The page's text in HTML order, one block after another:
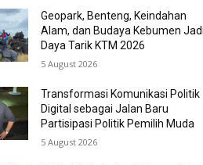
Geopark, Benteng, Keindahan
Alam, dan Budaya Kebumen Jadi
Daya Tarik KTM 2026
5 August 2026
Transformasi Komunikasi Politik
Digital sebagai Jalan Baru
Partisipasi Politik Pemilih Muda
5 August 2026